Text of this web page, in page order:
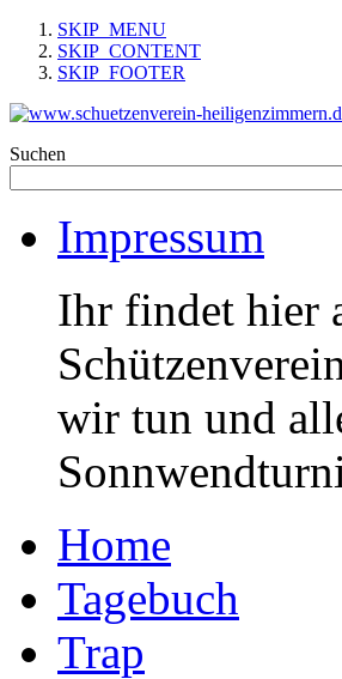
SKIP_MENU
SKIP_CONTENT
SKIP_FOOTER
Suchen
Impressum
Ihr findet hier
wir tun und
Home
Tagebuch
Trap